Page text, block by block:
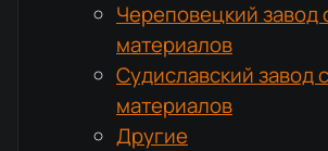
Череповецкий завод
материалов
Судиславский завод
материалов
Другие